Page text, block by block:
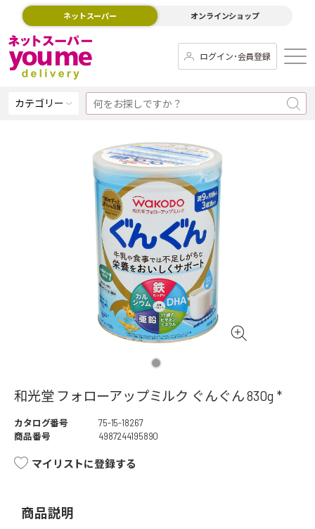
ネットスーパー オンラインショップ
ログイン･会員登録
カテゴリー
和光堂 フォローアップミルク ぐんぐん 830g *
カタログ番号
75-15-18267
商品番号
4987244195890
マイリストに登録する
商品説明